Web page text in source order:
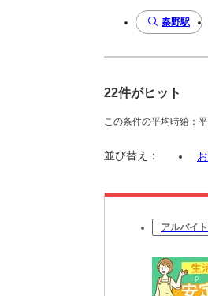
秦野駅
22件がヒット
この条件の平均時給：
並び替え：
アルバイ